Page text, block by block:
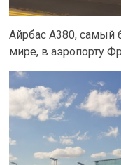
Айрбас А380, самый
мире, в аэропорту